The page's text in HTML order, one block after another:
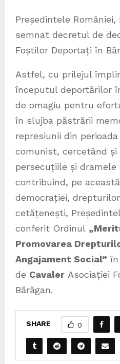
Președintele României,
semnat decretul de
Foștilor Deportați în
Astfel, cu prilejul
începutul deportărilor
de omagiu pentru
în slujba păstrării
represiunii din
comunist, cercetând și
persecuțiile și dramele
contribuind, pe
democrației,
cetățenești,
conferit Ordinul
Promovarea
Angajament Social” în
de Cavaler Asociației
Bărăgan.
SHARE 0